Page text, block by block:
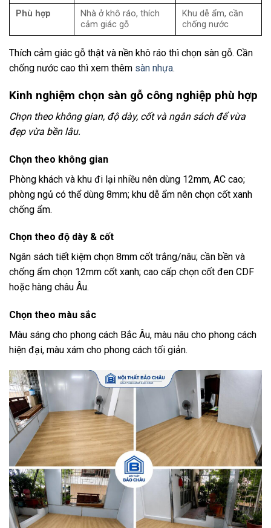
Phù hợp
Nhà ở khô ráo, thích
cảm giác gỗ
Khu dễ ẩm, cần
chống nước
Thích cảm giác gỗ thật và nền khô ráo thì chọn sàn gỗ. Cần
chống nước cao thì xem thêm sàn nhựa.
Kinh nghiệm chọn sàn gỗ công nghiệp phù hợp
Chọn theo không gian, độ dày, cốt và ngân sách để vừa
đẹp vừa bền lâu.
Chọn theo không gian
Phòng khách và khu đi lại nhiều nên dùng 12mm, AC cao;
phòng ngủ có thể dùng 8mm; khu dễ ẩm nên chọn cốt xanh
chống ẩm.
Chọn theo độ dày & cốt
Ngân sách tiết kiệm chọn 8mm cốt trắng/nâu; cần bền và
chống ẩm chọn 12mm cốt xanh; cao cấp chọn cốt đen CDF
hoặc hàng châu Âu.
Chọn theo màu sắc
Màu sáng cho phong cách Bắc Âu, màu nâu cho phong cách
hiện đại, màu xám cho phong cách tối giản.